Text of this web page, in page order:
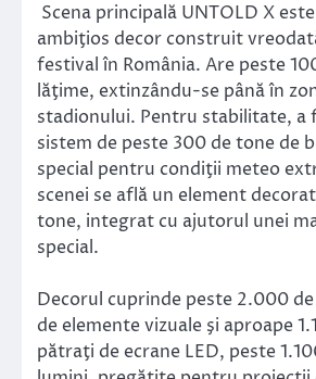
Scena principală UNTOLD X
ambiţios decor construit
festival în România. Are peste
lăţime, extinzându-se până în
stadionului. Pentru stabilitate, a
sistem de peste 300 de tone de
special pentru condiţii meteo
scenei se află un element
tone, integrat cu ajutorul unei
special.
Decorul cuprinde peste 2.000
de elemente vizuale şi aproape
pătraţi de ecrane LED, peste